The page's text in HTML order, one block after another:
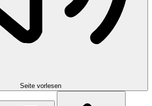
Seite vorlesen